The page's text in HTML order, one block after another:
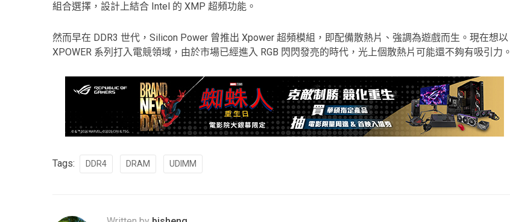
組合選擇，設計上結合 Intel 的 XMP 超頻功能。
然而早在 DDR3 世代，Silicon Power 曾推出 Xpower 超頻模組，即配備散熱片、強調為遊戲而生。現在想以
XPOWER 系列打入電競領域，由於市場已經進入 RGB 閃閃發亮的時代，光上個散熱片可能還不夠有吸引力。
Tags: DDR4 DRAM UDIMM